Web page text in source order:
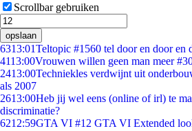
Scrollbar gebruiken
opslaan
6313:01Teltopic #1560 tel door en door en
4113:00Vrouwen willen geen man meer
2413:00Techniekles verdwijnt uit
als 2007
2613:00Heb jij wel eens (online of irl) te
discriminatie?
6212:59GTA VI #12 GTA VI Extended